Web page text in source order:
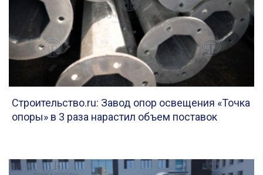
Строительство.ru: Завод опор освещения «Точка
опоры» в 3 раза нарастил объем поставок